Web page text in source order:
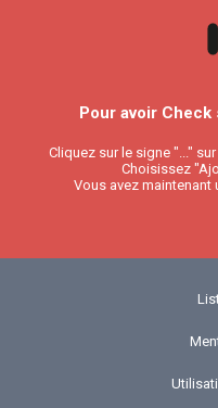
Pour avoir
Cliquez sur le signe "..."
Choisissez
Vous avez maintenant